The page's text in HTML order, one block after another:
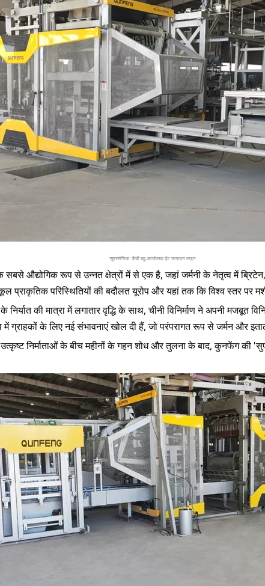
'सुपरसोनिक' ऊँची बहु-कार्यात्मक ईंट उत्पादन लाइन
सबसे औद्योगिक रूप से उन्नत क्षेत्रों में से एक है, जहां जर्मनी के नेतृत्व में
प्राकृतिक परिस्थितियों की बदौलत यूरोप और यहां तक ​​कि विश्व स्तर
की मात्रा में लगातार वृद्धि के साथ, चीनी विनिर्माण ने अपनी मजबूत
में ग्राहकों के लिए नई संभावनाएं खोल दी हैं, जो परंपरागत रूप से जर्मन और
उत्कृष्ट निर्माताओं के बीच महीनों के गहन शोध और तुलना के बाद, कुनफेंग